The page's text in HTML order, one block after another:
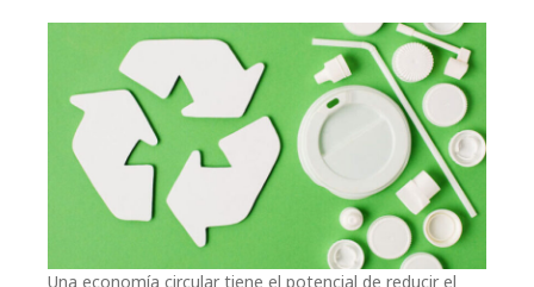
Una economía circular tiene el potencial de reducir el